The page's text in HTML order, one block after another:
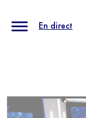
En direct